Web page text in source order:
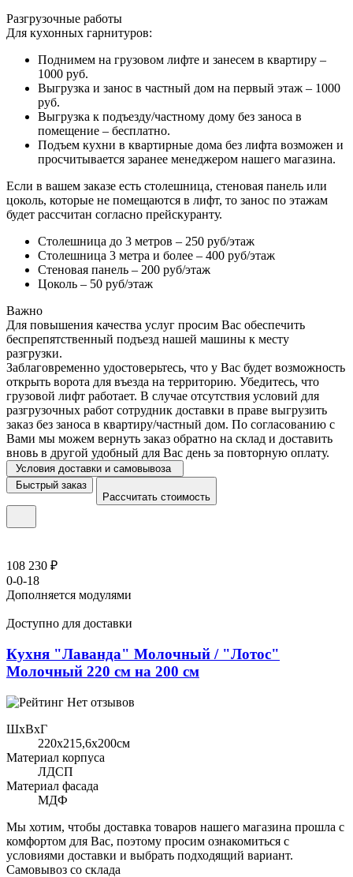
Разгрузочные работы
Для кухонных гарнитуров:
Поднимем на грузовом лифте и занесем в квартиру –
1000 руб.
Выгрузка и занос в частный дом на первый этаж – 1000
руб.
Выгрузка к подъезду/частному дому без заноса в
помещение – бесплатно.
Подъем кухни в квартирные дома без лифта возможен и
просчитывается заранее менеджером нашего магазина.
Если в вашем заказе есть столешница, стеновая панель или
цоколь, которые не помещаются в лифт, то занос по этажам
будет рассчитан согласно прейскуранту.
Столешница до 3 метров – 250 руб/этаж
Столешница 3 метра и более – 400 руб/этаж
Стеновая панель – 200 руб/этаж
Цоколь – 50 руб/этаж
Важно
Для повышения качества услуг просим Вас обеспечить
беспрепятственный подъезд нашей машины к месту
разгрузки.
Заблаговременно удостоверьтесь, что у Вас будет возможность
открыть ворота для въезда на территорию. Убедитесь, что
грузовой лифт работает. В случае отсутствия условий для
разгрузочных работ сотрудник доставки в праве выгрузить
заказ без заноса в квартиру/частный дом. По согласованию с
Вами мы можем вернуть заказ обратно на склад и доставить
вновь в другой удобный для Вас день за повторную оплату.
Условия доставки и самовывоза
Быстрый заказ
Рассчитать стоимость
108 230 ₽
0-0-18
Дополняется модулями
Доступно для доставки
Кухня "Лаванда" Молочный / "Лотос"
Молочный 220 см на 200 см
Нет отзывов
ШхВхГ
220x215,6х200см
Материал корпуса
ЛДСП
Материал фасада
МДФ
Мы хотим, чтобы доставка товаров нашего магазина прошла с
комфортом для Вас, поэтому просим ознакомиться с
условиями доставки и выбрать подходящий вариант.
Самовывоз со склада